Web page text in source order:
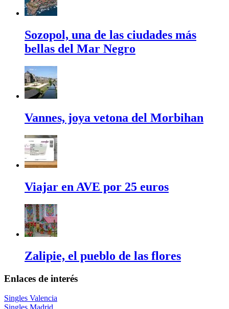
Sozopol, una de las ciudades más
bellas del Mar Negro
Vannes, joya vetona del Morbihan
Viajar en AVE por 25 euros
Zalipie, el pueblo de las flores
Enlaces de interés
Singles Valencia